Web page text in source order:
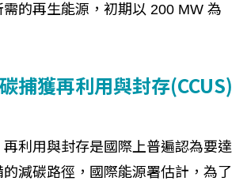
的再生能源，初期以 200 MW 為
捕獲再利用與封存(CCUS)
利用與封存是國際上普遍認為要達
減碳路徑，國際能源署估計，為了